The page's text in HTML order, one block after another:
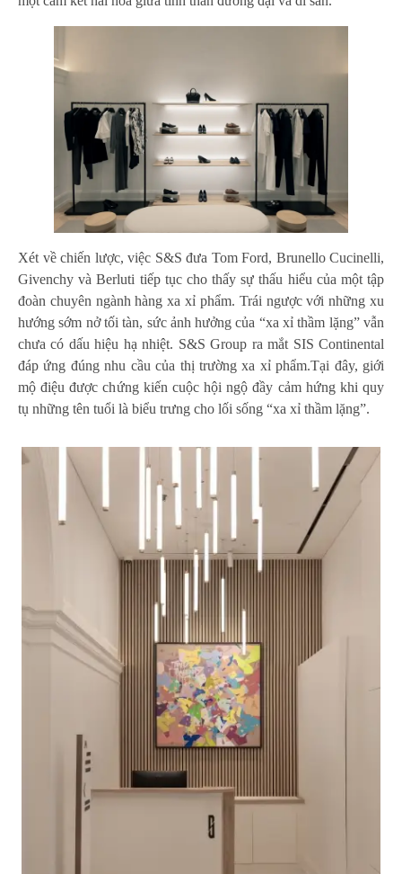
Xét về chiến lược, việc S&S đưa Tom Ford, Brunello Cucinelli,
Givenchy và Berluti tiếp tục cho thấy sự thấu hiểu của một tập
đoàn chuyên ngành hàng xa xỉ phẩm. Trái ngược với những xu
hướng sớm nở tối tàn, sức ảnh hưởng của “xa xỉ thầm lặng” vẫn
chưa có dấu hiệu hạ nhiệt. S&S Group ra mắt SIS Continental
đáp ứng đúng nhu cầu của thị trường xa xỉ phẩm.Tại đây, giới
mộ điệu được chứng kiến cuộc hội ngộ đầy cảm hứng khi quy
tụ những tên tuổi là biểu trưng cho lối sống “xa xỉ thầm lặng”.